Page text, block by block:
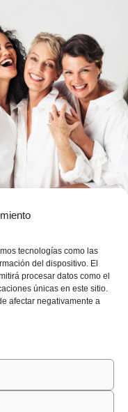
tecnologías como las
del dispositivo. El
procesar datos como el
únicas en este sitio.
afectar negativamente a
(+34)
935